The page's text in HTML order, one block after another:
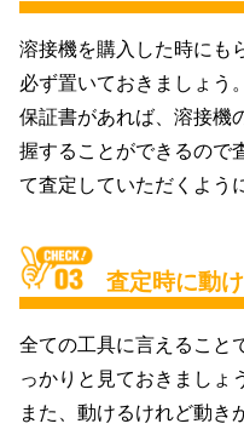
溶接機を購入した時にも
必ず置いておきましょう。
保証書があれば、溶接機
握することができるので
て査定していただくよう
査定時に動
全ての工具に言えること
っかりと見ておきましょ
また、動けるけれど動き